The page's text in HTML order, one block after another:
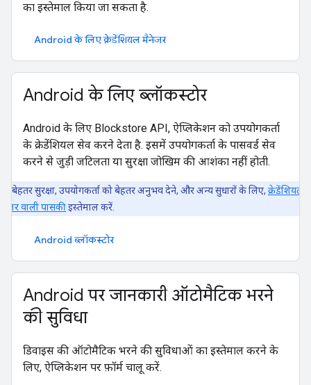
का इस्तेमाल किया जा सकता है.
Android के लिए क्रेडेंशियल मैनेजर
Android के लिए ब्लॉकस्टोर
Android के लिए Blockstore API, ऐप्लिकेशन को उपयोगकर्ता
के क्रेडेंशियल सेव करने देता है. इसमें उपयोगकर्ता के पासवर्ड सेव
करने से जुड़ी जटिलता या सुरक्षा जोखिम की आशंका नहीं होती.
बेहतर सुरक्षा, उपयोगकर्ता को बेहतर अनुभव देने, और अन्य सुधारों के लिए, क्रेडेंशियल
वाली पासकीइस्तेमाल करें.
Android ब्लॉकस्टोर
Android पर जानकारी ऑटोमैटिक भरने
की सुविधा
डिवाइस की ऑटोमैटिक भरने की सुविधाओं का इस्तेमाल करने के
लिए, ऐप्लिकेशन पर फ़ॉर्म चालू करें.